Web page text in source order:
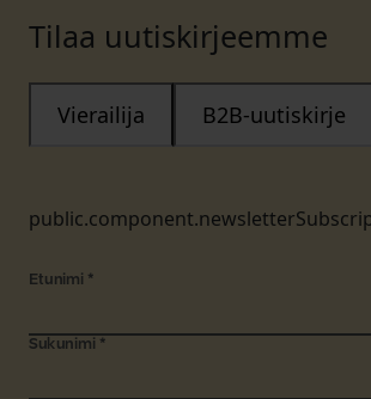
Tilaa uutiskirjeemme
Vierailija B2B-uutiskirje
Etunimi *
Sukunimi *